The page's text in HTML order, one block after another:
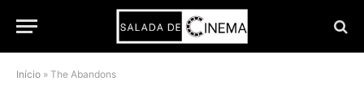
Início » The Abandons